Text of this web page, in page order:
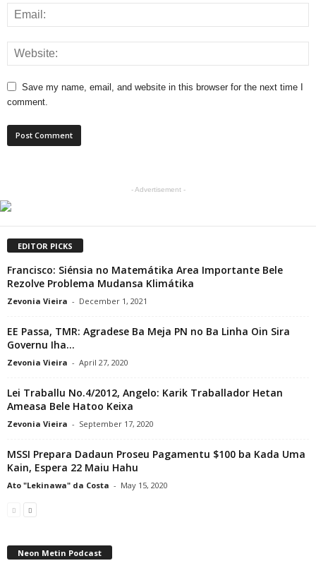
Save my name, email, and website in this browser for the next time I
comment.
- Advertisement -
EDITOR PICKS
Francisco: Siénsia no Matemátika Area Importante Bele
Rezolve Problema Mudansa Klimátika
Zevonia Vieira - December 1, 2021
EE Passa, TMR: Agradese Ba Meja PN no Ba Linha Oin Sira
Governu Iha...
Zevonia Vieira - April 27, 2020
Lei Traballu No.4/2012, Angelo: Karik Traballador Hetan
Ameasa Bele Hatoo Keixa
Zevonia Vieira - September 17, 2020
MSSI Prepara Dadaun Proseu Pagamentu $100 ba Kada Uma
Kain, Espera 22 Maiu Hahu
Ato "Lekinawa" da Costa - May 15, 2020
Neon Metin Podcast